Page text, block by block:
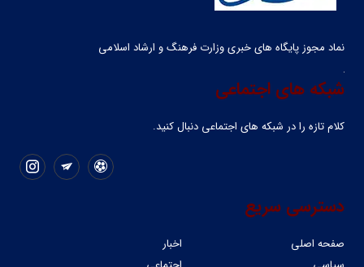
نماد مجوز پایگاه های خبری وزارت فرهنگ و ارشاد اسلامی
شبکه های اجتماعی
کلام تازه را در شبکه ‌های اجتماعی دنبال کنید.
دسترسی سریع
صفحه اصلی
اخبار